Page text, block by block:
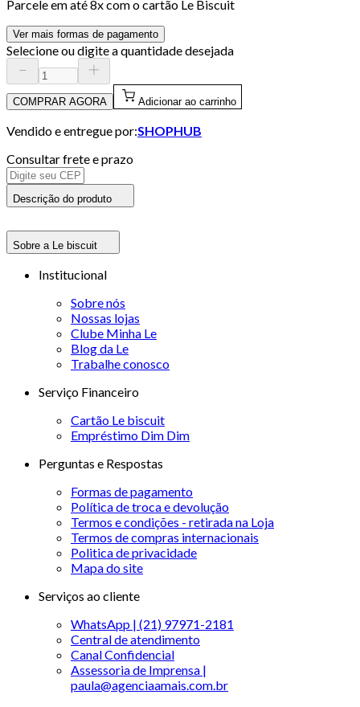
Parcele em até8x com o cartão Le Biscuit
Ver mais formas de pagamento
Selecione ou digite a quantidade desejada
COMPRAR AGORA Adicionar ao carrinho
Vendido e entregue por:SHOPHUB
Consultar frete e prazo
Descrição do produto
Sobre a Le biscuit
Institucional
Sobre nós
Nossas lojas
Clube Minha Le
Blog da Le
Trabalhe conosco
Serviço Financeiro
Cartão Le biscuit
Empréstimo Dim Dim
Perguntas e Respostas
Formas de pagamento
Política de troca e devolução
Termos e condições - retirada na Loja
Termos de compras internacionais
Politica de privacidade
Mapa do site
Serviços ao cliente
WhatsApp | (21) 97971-2181
Central de atendimento
Canal Confidencial
Assessoria de Imprensa |
paula@agenciaamais.com.br